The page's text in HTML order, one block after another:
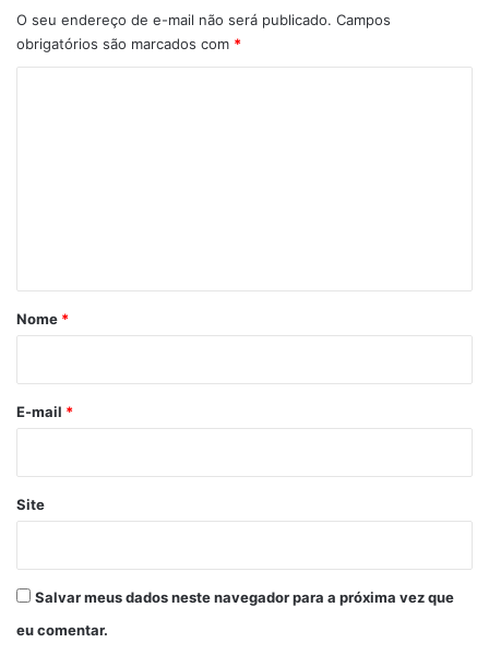
O seu endereço de e-mail não será publicado. Campos
obrigatórios são marcados com *
r
*
Nome *
E-mail *
Site
Salvar meus dados neste navegador para a próxima vez que
eu comentar.